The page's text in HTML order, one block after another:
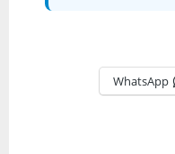
WhatsApp